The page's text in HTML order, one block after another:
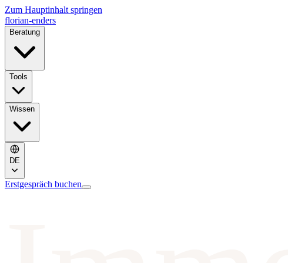
Zum Hauptinhalt springen
florian-enders
Beratung
Tools
Wissen
DE
Erstgespräch buchen